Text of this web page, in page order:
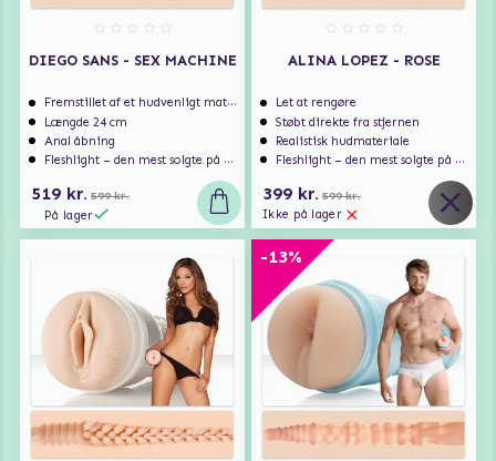
DIEGO SANS - SEX MACHINE
Fremstillet af et hudvenligt materiale
Længde 24 cm
Anal åbning
Fleshlight – den mest solgte på markedet
519 kr. 599 kr.
På lager
ALINA LOPEZ - ROSE
Let at rengøre
Støbt direkte fra stjernen
Realistisk hudmateriale
Fleshlight – den mest solgte på markedet
399 kr. 599 kr.
Ikke på lager
-13%